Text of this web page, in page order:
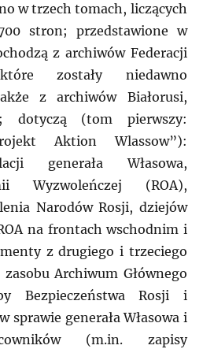
w trzech tomach, liczących
stron; przedstawione w
z archiwów Federacji
zostały niedawno
z archiwów Białorusi,
dotyczą (tom pierwszy:
Aktion Wlassow”):
generała Własowa,
Wyzwoleńczej (ROA),
Narodów Rosji, dziejów
na frontach wschodnim i
z drugiego i trzeciego
Archiwum Głównego
Bezpieczeństwa Rosji i
sprawie generała Własowa i
(m.in. zapisy